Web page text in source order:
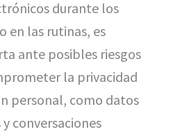
durante los
en las rutinas, es
ante posibles riesgos
la privacidad
personal, como datos
conversaciones